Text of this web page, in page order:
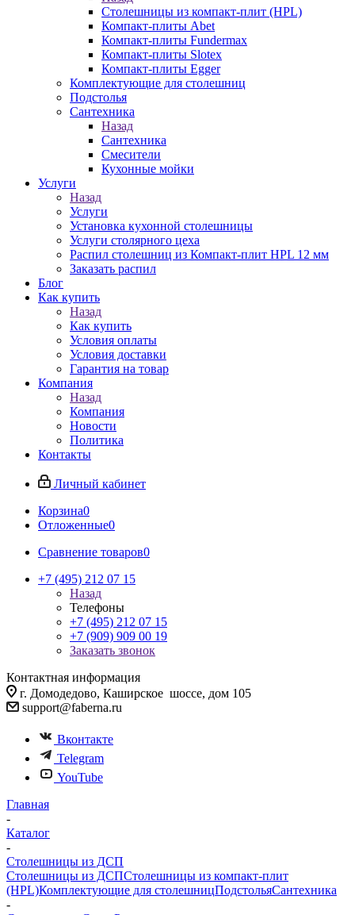
Столешницы из компакт-плит (HPL)
Компакт-плиты Abet
Компакт-плиты Fundermax
Компакт-плиты Slotex
Компакт-плиты Egger
Комплектующие для столешниц
Подстолья
Сантехника
Назад
Сантехника
Смесители
Кухонные мойки
Услуги
Назад
Услуги
Установка кухонной столешницы
Услуги столярного цеха
Распил столешниц из Компакт-плит HPL 12 мм
Заказать распил
Блог
Как купить
Назад
Как купить
Условия оплаты
Условия доставки
Гарантия на товар
Компания
Назад
Компания
Новости
Политика
Контакты
Личный кабинет
Корзина0
Отложенные0
Сравнение товаров0
+7 (495) 212 07 15
Назад
Телефоны
+7 (495) 212 07 15
+7 (909) 909 00 19
Заказать звонок
Контактная информация
г. Домодедово, Каширское шоссе, дом 105
support@faberna.ru
Вконтакте
Telegram
YouTube
Главная
-
Каталог
-
Столешницы из ДСП
Столешницы из ДСПСтолешницы из компакт-плит
(HPL)Комплектующие для столешницПодстольяСантехника
-